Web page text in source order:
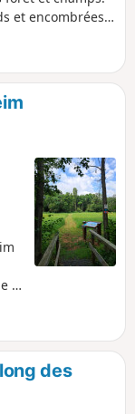
et encombrées
la
des